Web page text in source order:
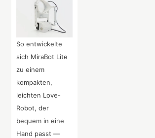
So entwickelte
sich MiraBot Lite
zu einem
kompakten,
leichten Love-
Robot, der
bequem in eine
Hand passt —